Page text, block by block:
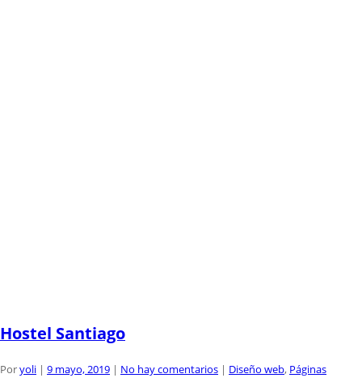
Hostel Santiago
Poryoli | 9 mayo, 2019 | No hay comentarios | Diseño web, Páginas